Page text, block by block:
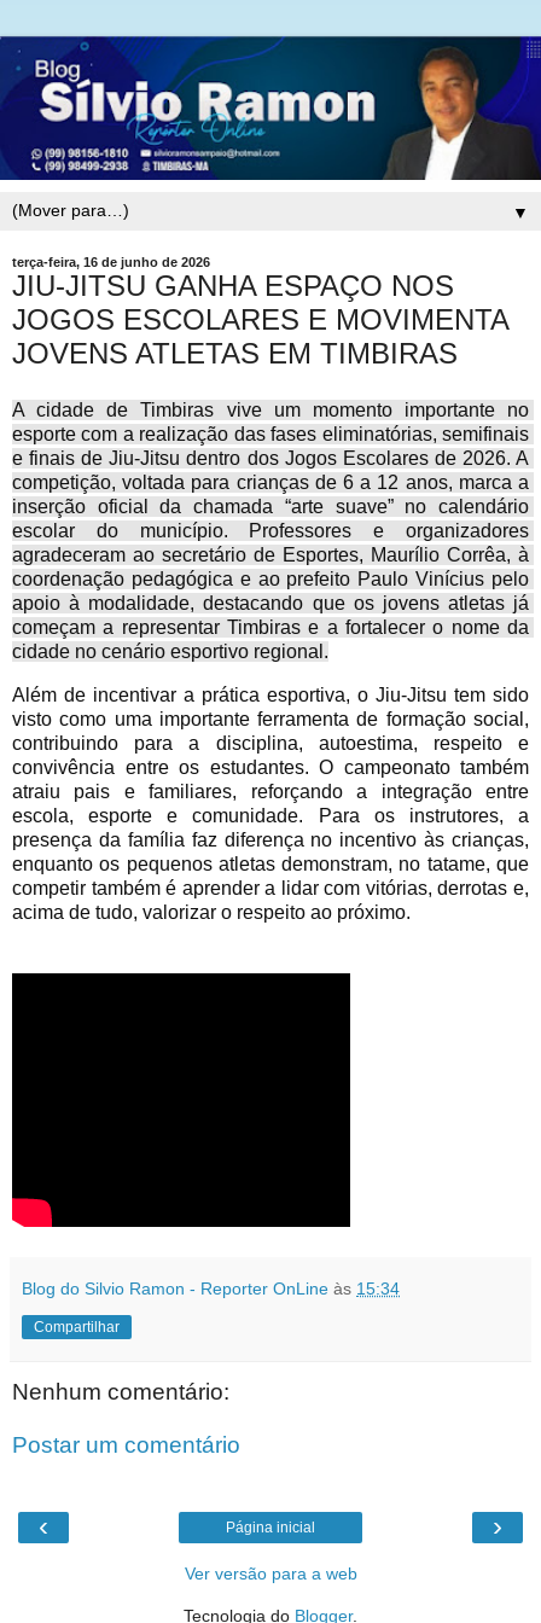
▼
terça-feira, 16 de junho de 2026
JIU-JITSU GANHA ESPAÇO NOS
JOGOS ESCOLARES E MOVIMENTA
JOVENS ATLETAS EM TIMBIRAS
A cidade de Timbiras vive um momento importante no
esporte com a realização das fases eliminatórias, semifinais
e finais de Jiu-Jitsu dentro dos Jogos Escolares de 2026. A
competição, voltada para crianças de 6 a 12 anos, marca a
inserção oficial da chamada “arte suave” no calendário
escolar do município. Professores e organizadores
agradeceram ao secretário de Esportes, Maurílio Corrêa, à
coordenação pedagógica e ao prefeito Paulo Vinícius pelo
apoio à modalidade, destacando que os jovens atletas já
começam a representar Timbiras e a fortalecer o nome da
cidade no cenário esportivo regional.
Além de incentivar a prática esportiva, o Jiu-Jitsu tem sido
visto como uma importante ferramenta de formação social,
contribuindo para a disciplina, autoestima, respeito e
convivência entre os estudantes. O campeonato também
atraiu pais e familiares, reforçando a integração entre
escola, esporte e comunidade. Para os instrutores, a
presença da família faz diferença no incentivo às crianças,
enquanto os pequenos atletas demonstram, no tatame, que
competir também é aprender a lidar com vitórias, derrotas e,
acima de tudo, valorizar o respeito ao próximo.
Blog do Silvio Ramon - Reporter OnLine às 15:34
Compartilhar
Nenhum comentário:
Postar um comentário
‹ ›
Página inicial
Ver versão para a web
Tecnologia do Blogger.